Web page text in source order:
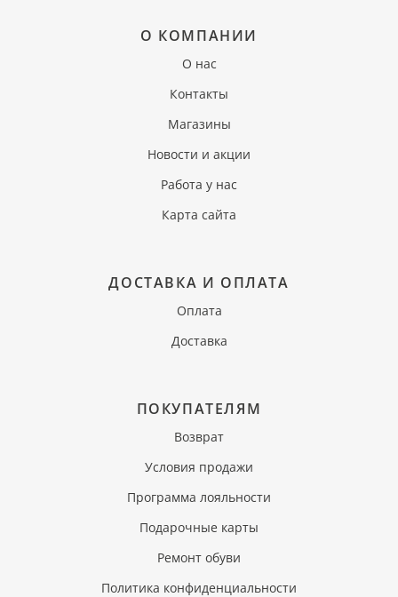
О КОМПАНИИ
О нас
Контакты
Магазины
Новости и акции
Работа у нас
Карта сайта
ДОСТАВКА И ОПЛАТА
Оплата
Доставка
ПОКУПАТЕЛЯМ
Возврат
Условия продажи
Программа лояльности
Подарочные карты
Ремонт обуви
Политика конфиденциальности